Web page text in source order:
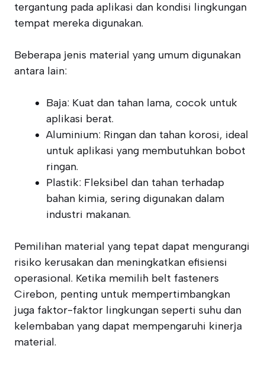
tergantung pada aplikasi dan kondisi lingkungan
tempat mereka digunakan.
Beberapa jenis material yang umum digunakan
antara lain:
Baja: Kuat dan tahan lama, cocok untuk
aplikasi berat.
Aluminium: Ringan dan tahan korosi, ideal
untuk aplikasi yang membutuhkan bobot
ringan.
Plastik: Fleksibel dan tahan terhadap
bahan kimia, sering digunakan dalam
industri makanan.
Pemilihan material yang tepat dapat mengurangi
risiko kerusakan dan meningkatkan efisiensi
operasional. Ketika memilih belt fasteners
Cirebon, penting untuk mempertimbangkan
juga faktor-faktor lingkungan seperti suhu dan
kelembaban yang dapat mempengaruhi kinerja
material.